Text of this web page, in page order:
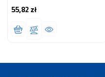
55,82 złCena